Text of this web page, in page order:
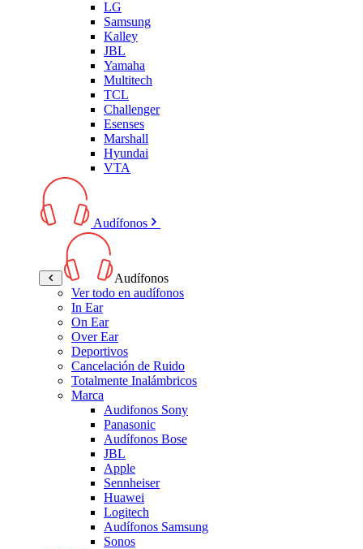
LG
Samsung
Kalley
JBL
Yamaha
Multitech
TCL
Challenger
Esenses
Marshall
Hyundai
VTA
Audífonos
Audífonos
Ver todo en audífonos
In Ear
On Ear
Over Ear
Deportivos
Cancelación de Ruido
Totalmente Inalámbricos
Marca
Audifonos Sony
Panasonic
Audífonos Bose
JBL
Apple
Sennheiser
Huawei
Logitech
Audífonos Samsung
Sonos